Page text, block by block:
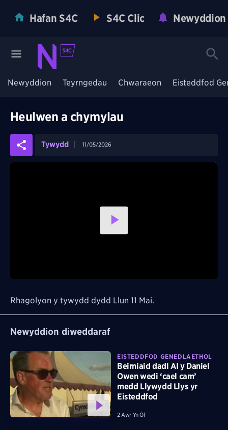
Hafan S4C S4C Clic Newyddion
Newyddion Teyrngedau Chwaraeon Eisteddfod
Heulwen a chymylau
Tywydd 11/05/2026
Play
Rhagolyon y tywydd dydd Llun 11 Mai.
Newyddion diweddaraf
EISTEDDFOD GENEDLAETHOL
Beirniaid dadl AI y Daniel
Owen wedi ‘cael cam’
medd Llywydd Llys yr
Eisteddfod
2 Awr Yn Ôl